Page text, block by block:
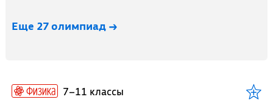
Еще 27 олимпиад →
Физика 7–11 классы